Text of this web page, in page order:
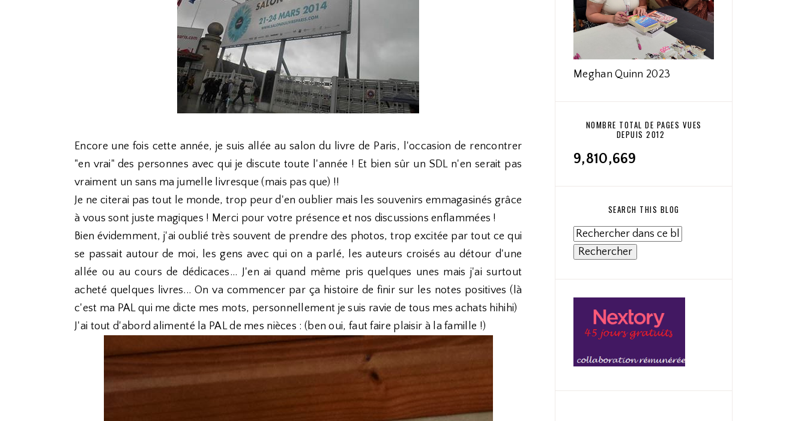
Encore une fois cette année, je suis allée au salon du livre de Paris, l'occasion de rencontrer
"en vrai" des personnes avec qui je discute toute l'année ! Et bien sûr un SDL n'en serait pas
vraiment un sans ma jumelle livresque (mais pas que) !!
Je ne citerai pas tout le monde, trop peur d'en oublier mais les souvenirs emmagasinés grâce
à vous sont juste magiques ! Merci pour votre présence et nos discussions enflammées !
Bien évidemment, j'ai oublié très souvent de prendre des photos, trop excitée par tout ce qui
se passait autour de moi, les gens avec qui on a parlé, les auteurs croisés au détour d'une
allée ou au cours de dédicaces... J'en ai quand même pris quelques unes mais j'ai surtout
acheté quelques livres... On va commencer par ça histoire de finir sur les notes positives (là
c'est ma PAL qui me dicte mes mots, personnellement je suis ravie de tous mes achats hihihi)
J'ai tout d'abord alimenté la PAL de mes nièces : (ben oui, faut faire plaisir à la famille !)
Meghan Quinn 2023
NOMBRE TOTAL DE PAGES VUES
DEPUIS 2012
9,810,669
SEARCH THIS BLOG